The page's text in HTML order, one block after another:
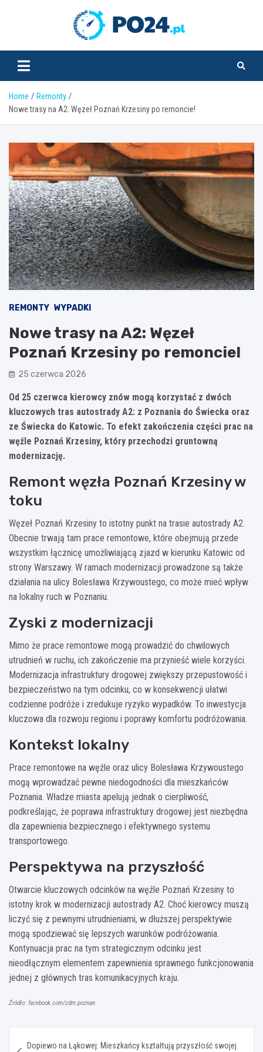
Home
Remonty
Nowe trasy na A2: Węzeł Poznań Krzesiny po remoncie!
REMONTY WYPADKI
Nowe trasy na A2: Węzeł
Poznań Krzesiny po remoncie!
25 czerwca 2026
Od 25 czerwca kierowcy znów mogą korzystać z dwóch
kluczowych tras autostrady A2: z Poznania do Świecka oraz
ze Świecka do Katowic. To efekt zakończenia części prac na
węźle Poznań Krzesiny, który przechodzi gruntowną
modernizację.
Remont węzła Poznań Krzesiny w
toku
Węzeł Poznań Krzesiny to istotny punkt na trasie autostrady A2.
Obecnie trwają tam prace remontowe, które obejmują przede
wszystkim łącznicę umożliwiającą zjazd w kierunku Katowic od
strony Warszawy. W ramach modernizacji prowadzone są także
działania na ulicy Bolesława Krzywoustego, co może mieć wpływ
na lokalny ruch w Poznaniu.
Zyski z modernizacji
Mimo że prace remontowe mogą prowadzić do chwilowych
utrudnień w ruchu, ich zakończenie ma przynieść wiele korzyści.
Modernizacja infrastruktury drogowej zwiększy przepustowość i
bezpieczeństwo na tym odcinku, co w konsekwencji ułatwi
codzienne podróże i zredukuje ryzyko wypadków. To inwestycja
kluczowa dla rozwoju regionu i poprawy komfortu podróżowania.
Kontekst lokalny
Prace remontowe na węźle oraz ulicy Bolesława Krzywoustego
mogą wprowadzać pewne niedogodności dla mieszkańców
Poznania. Władze miasta apelują jednak o cierpliwość,
podkreślając, że poprawa infrastruktury drogowej jest niezbędna
dla zapewnienia bezpiecznego i efektywnego systemu
transportowego.
Perspektywa na przyszłość
Otwarcie kluczowych odcinków na węźle Poznań Krzesiny to
istotny krok w modernizacji autostrady A2. Choć kierowcy muszą
liczyć się z pewnymi utrudnieniami, w dłuższej perspektywie
mogą spodziewać się lepszych warunków podróżowania.
Kontynuacja prac na tym strategicznym odcinku jest
nieodłącznym elementem zapewnienia sprawnego funkcjonowania
jednej z głównych tras komunikacyjnych kraju.
Źródło: facebook.com/zdm.poznan
Dopiewo na Łąkowej: Mieszkańcy kształtują przyszłość swojej